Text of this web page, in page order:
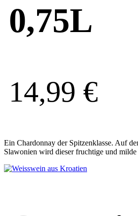
0,75L
14,99 €
Ein Chardonnay der Spitzenklasse. Auf
Slawonien wird dieser fruchtige und milde